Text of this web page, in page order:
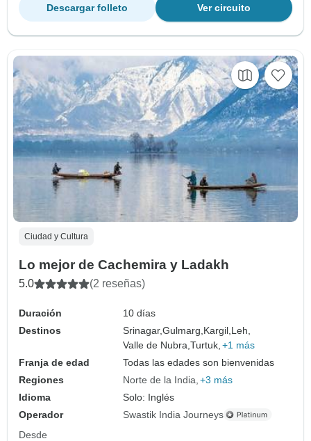
Ver circuito
Descargar folleto
Ciudad y Cultura
Lo mejor de Cachemira y Ladakh
5.0 (2 reseñas)
Duración
10 días
Destinos
Srinagar,Gulmarg, Kargil, Leh,
Valle de Nubra,Turtuk, +1 más
Franja de edad
Todas las edades son bienvenidas
Regiones
Norte de la India +3 más
Idioma
Solo: Inglés
Operador
Swastik India Journeys
Desde